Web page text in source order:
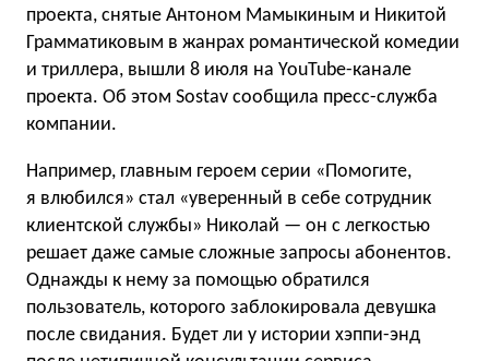
проекта, снятые Антоном Мамыкиным и Никитой
Грамматиковым в жанрах романтической комедии
и триллера, вышли 8 июля на YouTube-канале
проекта. Об этом Sostav сообщила пресс-служба
компании.
Например, главным героем серии «Помогите,
я влюбился» стал «уверенный в себе сотрудник
клиентской службы» Николай — он с легкостью
решает даже самые сложные запросы абонентов.
Однажды к нему за помощью обратился
пользователь, которого заблокировала девушка
после свидания. Будет ли у истории хэппи-энд